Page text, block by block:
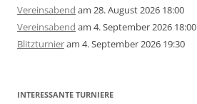
Vereinsabend am 28. August 2026 18:00
Vereinsabend am 4. September 2026 18:00
Blitzturnieram 4. September 2026 19:30
INTERESSANTE TURNIERE